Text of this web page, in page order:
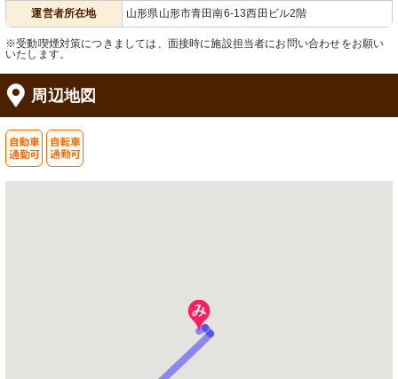
運営者所在地 山形県山形市青田南6-13西田ビル2階
※受動喫煙対策につきましては、面接時に施設担当者にお問い合わせをお願い
いたします。
周辺地図